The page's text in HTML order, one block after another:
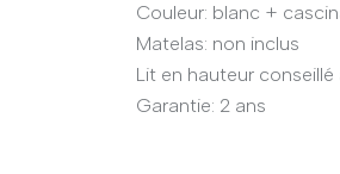
Couleur: blanc +
Matelas: non inclus
Lit en hauteur
Garantie: 2 ans